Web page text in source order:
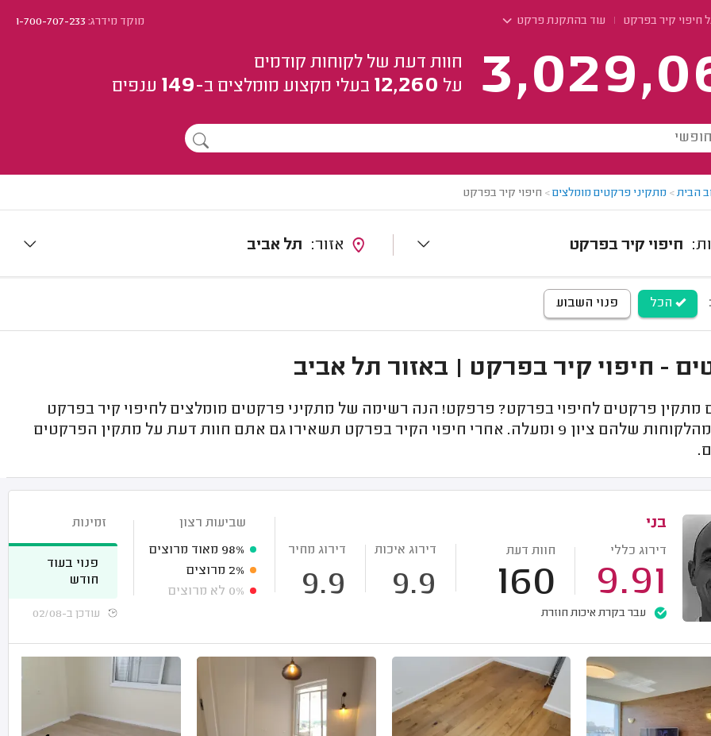
חיפוי קיר בפרקט עוד בהתקנת פרקט מוקד מידרג:1-700-707-233
חוות דעת של לקוחות קודמים
על 12,260 בעלי מקצוע מומלצים ב-149 ענפים
הבית> מתקיני פרקטים מומלצים> חיפוי קיר בפרקט
חיפוי קיר בפרקט תל אביב
הכל פנוי השבוע
- חיפוי קיר בפרקט | באזור תל אביב
פרקטים לחיפוי בפרקט? פרפקט! הנה רשימה של מתקיני פרקטים מומלצים לחיפוי קיר בפרקט
שקיבלו מהלקוחות שלהם ציון 9 ומעלה. אחרי חיפוי הקיר בפרקט תשאירו גם אתם חוות דעת על מתקין הפרקטים
בני
דירוג כללי
9.91
חוות דעת
160
דירוג איכות
9.9
דירוג מחיר
9.9
עבר בקרת איכות חוזרת
שביעות רצון
98% מאוד מרוצים
2% מרוצים
0% לא מרוצים
זמינות
פנוי בעוד
חודש
עודכן ב-02/08